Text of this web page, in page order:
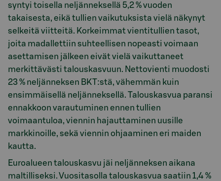
syntyi toisella neljänneksellä 5,2 % vuoden
takaisesta, eikä tullien vaikutuksista vielä näkynyt
selkeitä viitteitä. Korkeimmat vientitullien tasot,
joita madallettiin suhteellisen nopeasti voimaan
asettamisen jälkeen eivät vielä vaikuttaneet
merkittävästi talouskasvuun. Nettovienti muodosti
23 % neljänneksen BKT:stä, vähemmän kuin
ensimmäisellä neljänneksellä. Talouskasvua paransi
ennakkoon varautuminen ennen tullien
voimaantuloa, viennin hajauttaminen uusille
markkinoille, sekä viennin ohjaaminen eri maiden
kautta.
Euroalueen talouskasvu jäi neljänneksen aikana
maltilliseksi. Vuositasolla talouskasvua saatiin 1,4 %